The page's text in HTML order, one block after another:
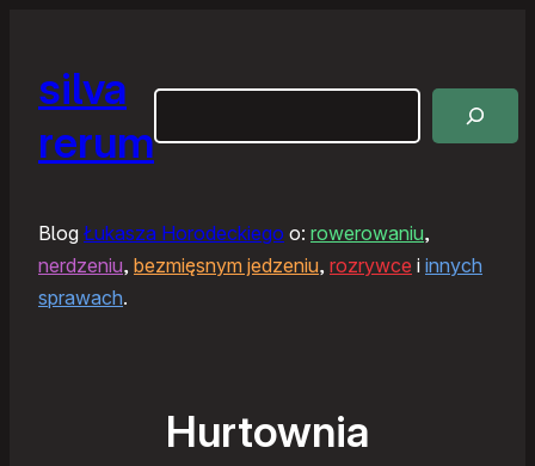
silva
rerum
Blog Łukasza Horodeckiego o: rowerowaniu,
nerdzeniu, bezmięsnym jedzeniu, rozrywce i innych
sprawach.
Hurtownia